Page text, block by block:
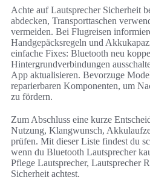
Achte auf Lautsprecher Sicherheit
abdecken, Transporttaschen
vermeiden. Bei Flugreisen
Handgepäcksregeln und
einfache Fixes: Bluetooth neu
Hintergrundverbindungen
App aktualisieren. Bevorzuge
reparierbaren Komponenten, um
zu fördern.
Zum Abschluss eine kurze
Nutzung, Klangwunsch,
prüfen. Mit dieser Liste findest du
wenn du Bluetooth Lautsprecher
Pflege Lautsprecher, Lautsprecher
Sicherheit achtest.